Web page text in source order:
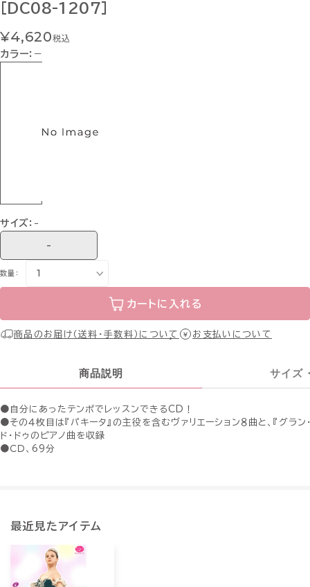
[DC08-1207]
¥4,620税込
カラー： −
サイズ： -
-
数量：
カートに入れる
商品のお届け（送料・手数料）について お支払いについて
商品説明 サイズ
●自分にあったテンポでレッスンできるCD！
●その４枚目は『パキータ』の主役を含むヴァリエーション８曲と、『グラン・
ド・ドゥのピアノ曲を収録
●ＣＤ、69分
最近見たアイテム